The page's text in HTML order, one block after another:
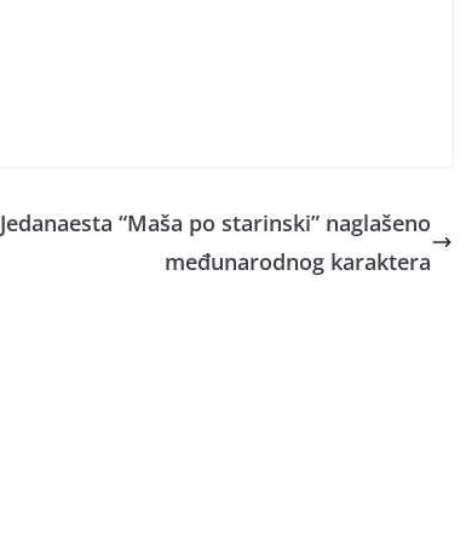
Jedanaesta “Maša po starinski” naglašeno
međunarodnog karaktera